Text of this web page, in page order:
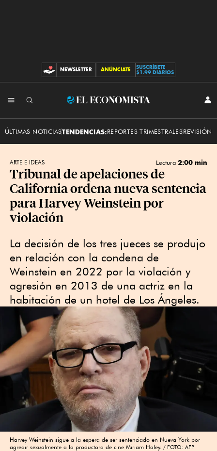
CONTRIBUCIONES
NEWSLETTER ANÚNCIATE
SUSCRÍBETE
$1.99 DIARIOS
El
ÚLTIMAS NOTICIASTENDENCIAS:REPORTES TRIMESTRALESREVISIÓN
ARTE E IDEAS Lectura 2:00 min
Tribunal de apelaciones de
California ordena nueva sentencia
para Harvey Weinstein por
violación
La decisión de los tres jueces se produjo
en relación con la condena de
Weinstein en 2022 por la violación y
agresión en 2013 de una actriz en la
habitación de un hotel de Los Ángeles.
Harvey Weinstein sigue a la espera de ser sentenciado en Nueva York por
agredir sexualmente a la productora de cine Miriam Haley.
FOTO: AFP